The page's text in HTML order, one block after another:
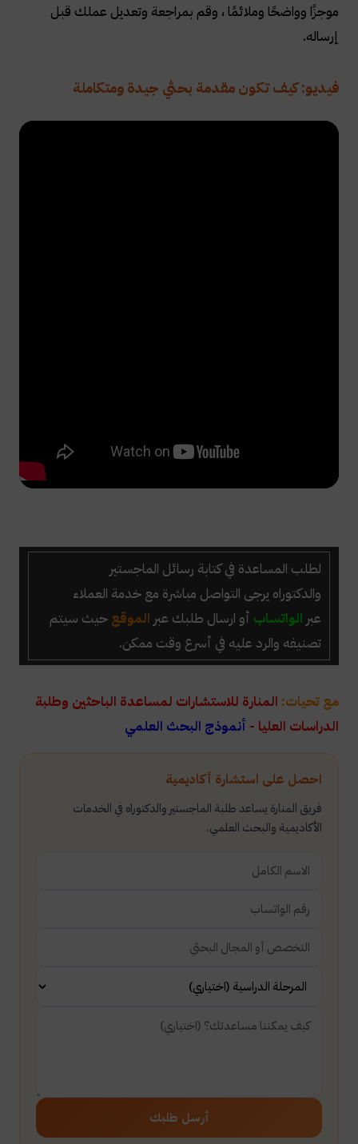
احصل على استشارة أكاديمية
فريق المنارة يساعد طلبة الماجستير والدكتوراه في الخدمات
الأكاديمية والبحث العلمي.
أرسل طلبك
موجزًا وواضحًا وملائمًا ، وقم بمراجعة وتعديل عملك قبل
إرساله.
فيديو: كيف تكون مقدمة بحثي جيدة ومتكاملة
لطلب المساعدة في كتابة رسائل الماجستير
والدكتوراه يرجى التواصل مباشرة مع خدمة العملاء
عبر الواتساب أو ارسال طلبك عبر الموقع حيث سيتم
تصنيفه والرد عليه في أسرع وقت ممكن.
مع تحيات: المنارة للاستشارات لمساعدة الباحثين وطلبة
الدراسات العليا - أنموذج البحث العلمي